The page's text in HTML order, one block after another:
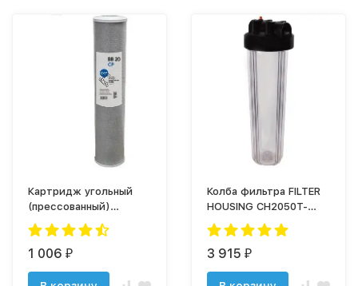
Картридж угольный
(прессованный)
"Аргумент" CP-BB20"
1 006 ₽
Колба фильтра FILTER
HOUSING CH2050T-
BKBL - 1" в сборе
(прозрач)
3 915 ₽